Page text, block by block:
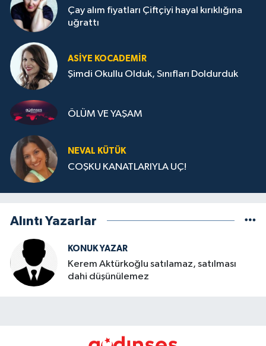
Çay alım fiyatları Çiftçiyi hayal kırıklığına
uğrattı
ASIYE KOCADEMİR
Şimdi Okullu Olduk, Sınıfları Doldurduk
ÖLÜM VE YAŞAM
NEVAL KÜTÜK
COŞKU KANATLARIYLA UÇ!
Alıntı Yazarlar
KONUK YAZAR
Kerem Aktürkoğlu satılamaz, satılması
dahi düşünülemez